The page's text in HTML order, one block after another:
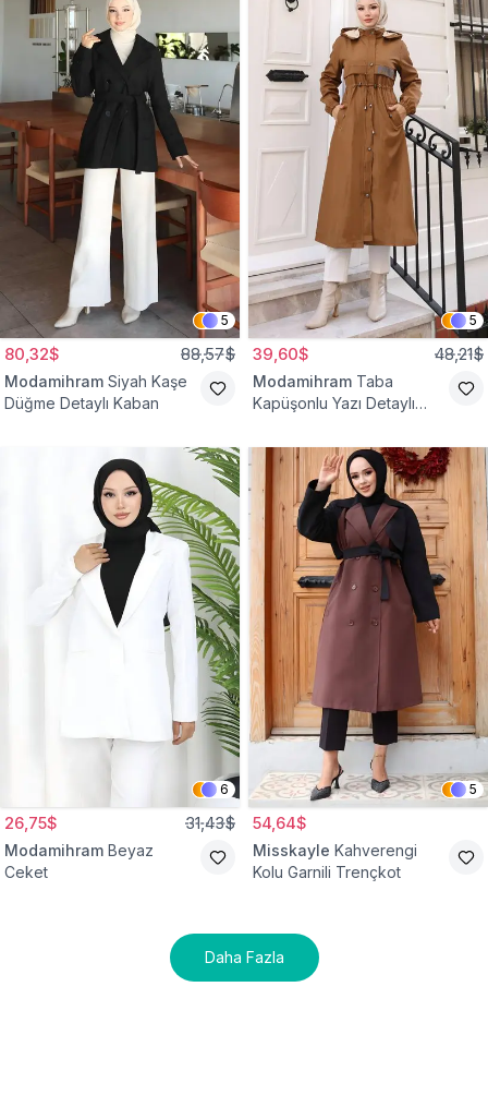
5
80,32$ 88,57$
Modamihram Siyah Kaşe
Düğme Detaylı Kaban
5
39,60$ 48,21$
Modamihram Taba
Kapüşonlu Yazı Detaylı
6
26,75$ 31,43$
Modamihram Beyaz
Ceket
5
54,64$
Misskayle Kahverengi
Kolu Garnili Trençkot
Daha Fazla